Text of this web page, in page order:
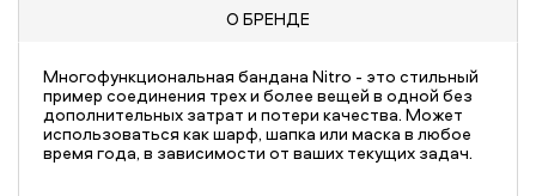
О БРЕНДЕ
Многофункциональная бандана Nitro - это стильный
пример соединения трех и более вещей в одной без
дополнительных затрат и потери качества. Может
использоваться как шарф, шапка или маска в любое
время года, в зависимости от ваших текущих задач.